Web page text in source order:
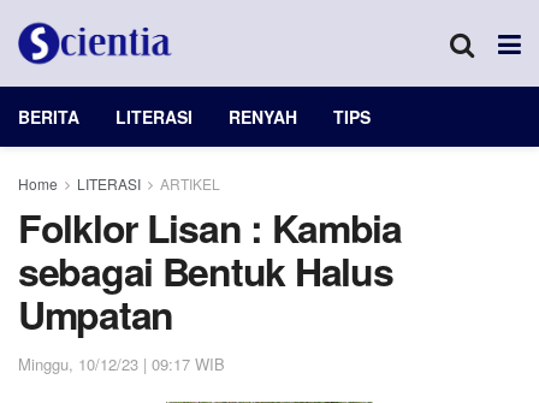
BERITA LITERASI RENYAH TIPS
Home LITERASI ARTIKEL
Folklor Lisan : Kambia
sebagai Bentuk Halus
Umpatan
Minggu, 10/12/23 | 09:17 WIB